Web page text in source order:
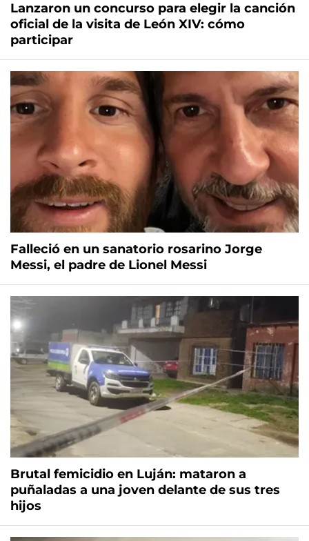
Lanzaron un concurso para elegir la canción
oficial de la visita de León XIV: cómo
participar
Falleció en un sanatorio rosarino Jorge
Messi, el padre de Lionel Messi
Brutal femicidio en Luján: mataron a
puñaladas a una joven delante de sus tres
hijos